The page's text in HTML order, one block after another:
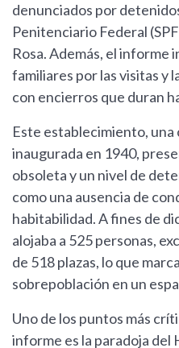
denunciados por
Penitenciario Federal
Rosa. Además, el informe
familiares por las visitas y
con encierros que duran
Este establecimiento,
inaugurada en 1940,
obsoleta y un nivel de
como una ausencia de
habitabilidad. A fines de
alojaba a 525 personas,
de 518 plazas, lo que
sobrepoblación en un
Uno de los puntos más
informe es la paradoja del